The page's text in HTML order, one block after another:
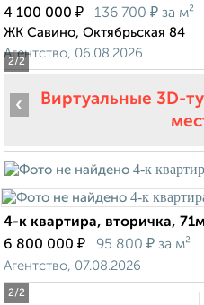
2/2
4 100 000 ₽ 136 700 ₽ за м²
ЖК Савино, Октябрьская 84
Агентство, 06.08.2026
Виртуальные 3D-
2/2
‹
4-к квартира, вторичка,
6 800 000 ₽ 95 800 ₽ за м²
Агентство, 07.08.2026